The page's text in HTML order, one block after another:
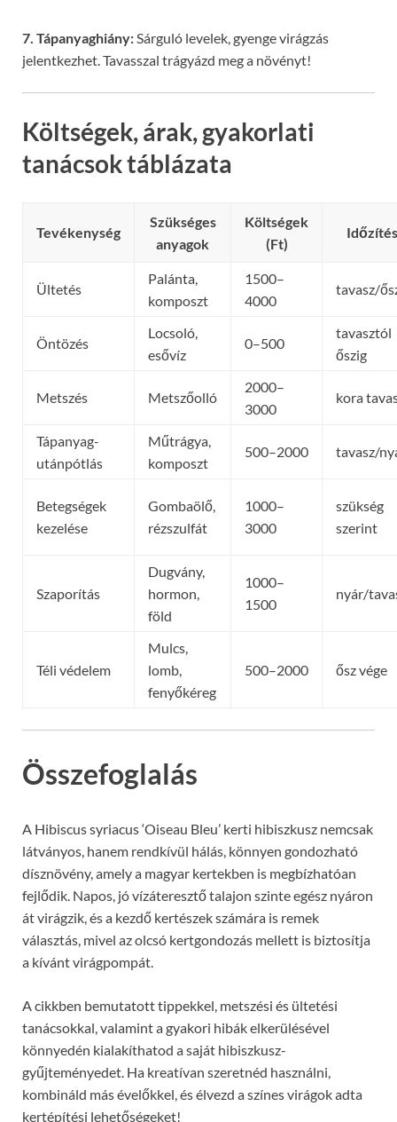
7. Tápanyaghiány:Sárguló levelek, gyenge virágzás
jelentkezhet. Tavasszal trágyázd meg a növényt!
Költségek, árak, gyakorlati
tanácsok táblázata
Tevékenység
Szükséges
anyagok
Költségek
(Ft)
Időzítés
Ültetés
Palánta,
komposzt
1500–
4000
tavasz/
Öntözés
Locsoló,
esővíz
0–500
tavasztól
őszig
Metszés Metszőolló
2000–
3000
kora
Tápanyag-
utánpótlás
Műtrágya,
komposzt
500–2000 tavasz/
Betegségek
kezelése
Gombaölő,
rézszulfát
1000–
3000
szükség
szerint
Szaporítás
Dugvány,
hormon,
föld
1000–
1500
nyár/
Téli védelem
Mulcs,
lomb,
fenyőkéreg
500–2000 ősz vége
Összefoglalás
A Hibiscus syriacus ‘Oiseau Bleu’ kerti hibiszkusz nemcsak
látványos, hanem rendkívül hálás, könnyen gondozható
dísznövény, amely a magyar kertekben is megbízhatóan
fejlődik. Napos, jó vízáteresztő talajon szinte egész nyáron
át virágzik, és a kezdő kertészek számára is remek
választás, mivel az olcsó kertgondozás mellett is biztosítja
a kívánt virágpompát.
A cikkben bemutatott tippekkel, metszési és ültetési
tanácsokkal, valamint a gyakori hibák elkerülésével
könnyedén kialakíthatod a saját hibiszkusz-
gyűjteményedet. Ha kreatívan szeretnéd használni,
kombináld más évelőkkel, és élvezd a színes virágok adta
kertépítési lehetőségeket!